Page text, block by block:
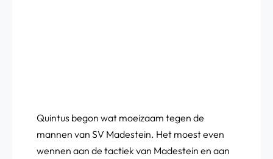
Quintus begon wat moeizaam tegen de
mannen van SV Madestein. Het moest even
wennen aan de tactiek van Madestein en aan